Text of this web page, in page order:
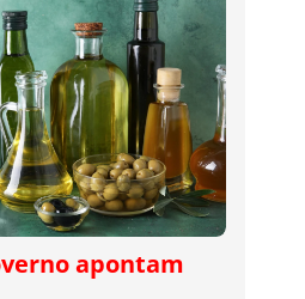
apontam